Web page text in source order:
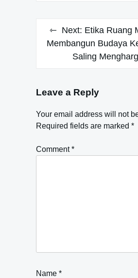
Next: Etika Ruang
Membangun Budaya
Saling
Leave a Reply
Your email address will not
Required fields are marked *
Comment*
Name *